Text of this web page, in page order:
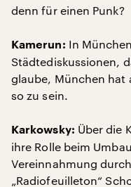
denn für einen Punk?
Kamerun: In
Städtediskussionen,
glaube, München hat
so zu sein.
Karkowsky: Über die
ihre Rolle beim
Vereinnahmung
„Radiofeuilleton“